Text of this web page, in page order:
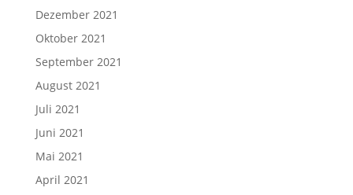
Dezember 2021
Oktober 2021
September 2021
August 2021
Juli 2021
Juni 2021
Mai 2021
April 2021